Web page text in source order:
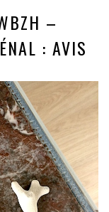
–
: AVIS